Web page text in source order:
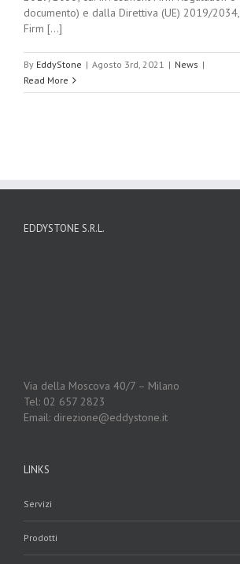
documento) e dalla Direttiva (UE) 2019/
Firm [...]
By EddyStone | Agosto 3rd, 2021 | News |
Read More
EDDYSTONE S.R.L.
Via della Moscova 40/7 – Milano
Tel: 02 657 2823
Email: direzione@eddystone.it
LINKS
Servizi
Prodotti